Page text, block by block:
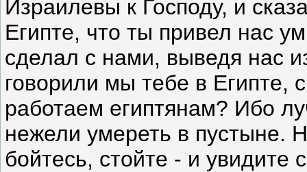
Израилевы к Господу, и
Египте, что ты привел нас
сделал с нами, выведя нас
говорили мы тебе в Египте,
работаем египтянам? Ибо
нежели умереть в пустыне.
бойтесь, стойте - и увидите